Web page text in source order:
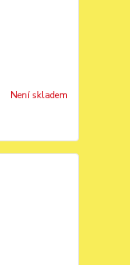
Není skladem